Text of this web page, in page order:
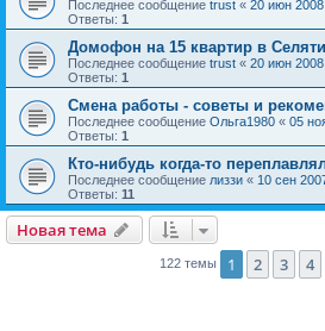
Последнее сообщение trust « 20 июн
Ответы: 1
Домофон на 15 квартир в
Последнее сообщение trust « 20 июн
Ответы: 1
Смена работы - советы и
Последнее сообщение Ольга1980 « 05
Ответы: 1
Кто-нибудь когда-то
Последнее сообщение лиззи « 10 сен
Ответы: 11
Новая тема
122 темы 1 2 3 4